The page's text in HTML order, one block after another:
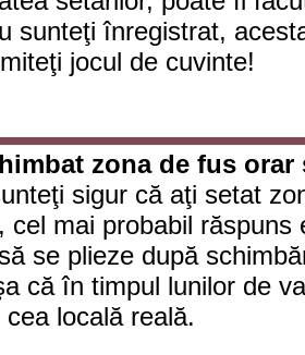
sunteţi înregistrat,
jocul de cuvinte!
zona de fus
sigur că aţi setat
cel mai probabil
se plieze după
că în timpul lunilor de
locală reală.